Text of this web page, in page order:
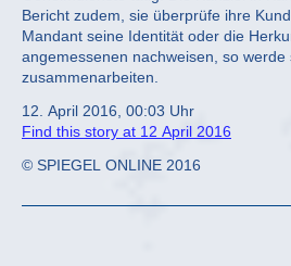
Bericht zudem, sie überprüfe ihre
Mandant seine Identität oder die
angemessenen nachweisen, so werde
zusammenarbeiten.
12. April 2016, 00:03 Uhr
Find this story at 12 April 2016
© SPIEGEL ONLINE 2016